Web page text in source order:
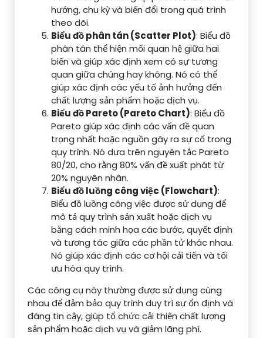
hướng, chu kỳ và biến đổi trong quá trình
theo dõi.
Biểu đồ phân tán (Scatter Plot): Biểu đồ
phân tán thể hiện mối quan hệ giữa hai
biến và giúp xác định xem có sự tương
quan giữa chúng hay không. Nó có thể
giúp xác định các yếu tố ảnh hưởng đến
chất lượng sản phẩm hoặc dịch vụ.
Biểu đồ Pareto (Pareto Chart): Biểu đồ
Pareto giúp xác định các vấn đề quan
trọng nhất hoặc nguồn gây ra sự cố trong
quy trình. Nó dựa trên nguyên tắc Pareto
80/20, cho rằng 80% vấn đề xuất phát từ
20% nguyên nhân.
Biểu đồ luồng công việc (Flowchart):
Biểu đồ luồng công việc được sử dụng để
mô tả quy trình sản xuất hoặc dịch vụ
bằng cách minh họa các bước, quyết định
và tương tác giữa các phần tử khác nhau.
Nó giúp xác định các cơ hội cải tiến và tối
ưu hóa quy trình.
Các công cụ này thường được sử dụng cùng
nhau để đảm bảo quy trình duy trì sự ổn định và
đáng tin cậy, giúp tổ chức cải thiện chất lượng
sản phẩm hoặc dịch vụ và giảm lãng phí.